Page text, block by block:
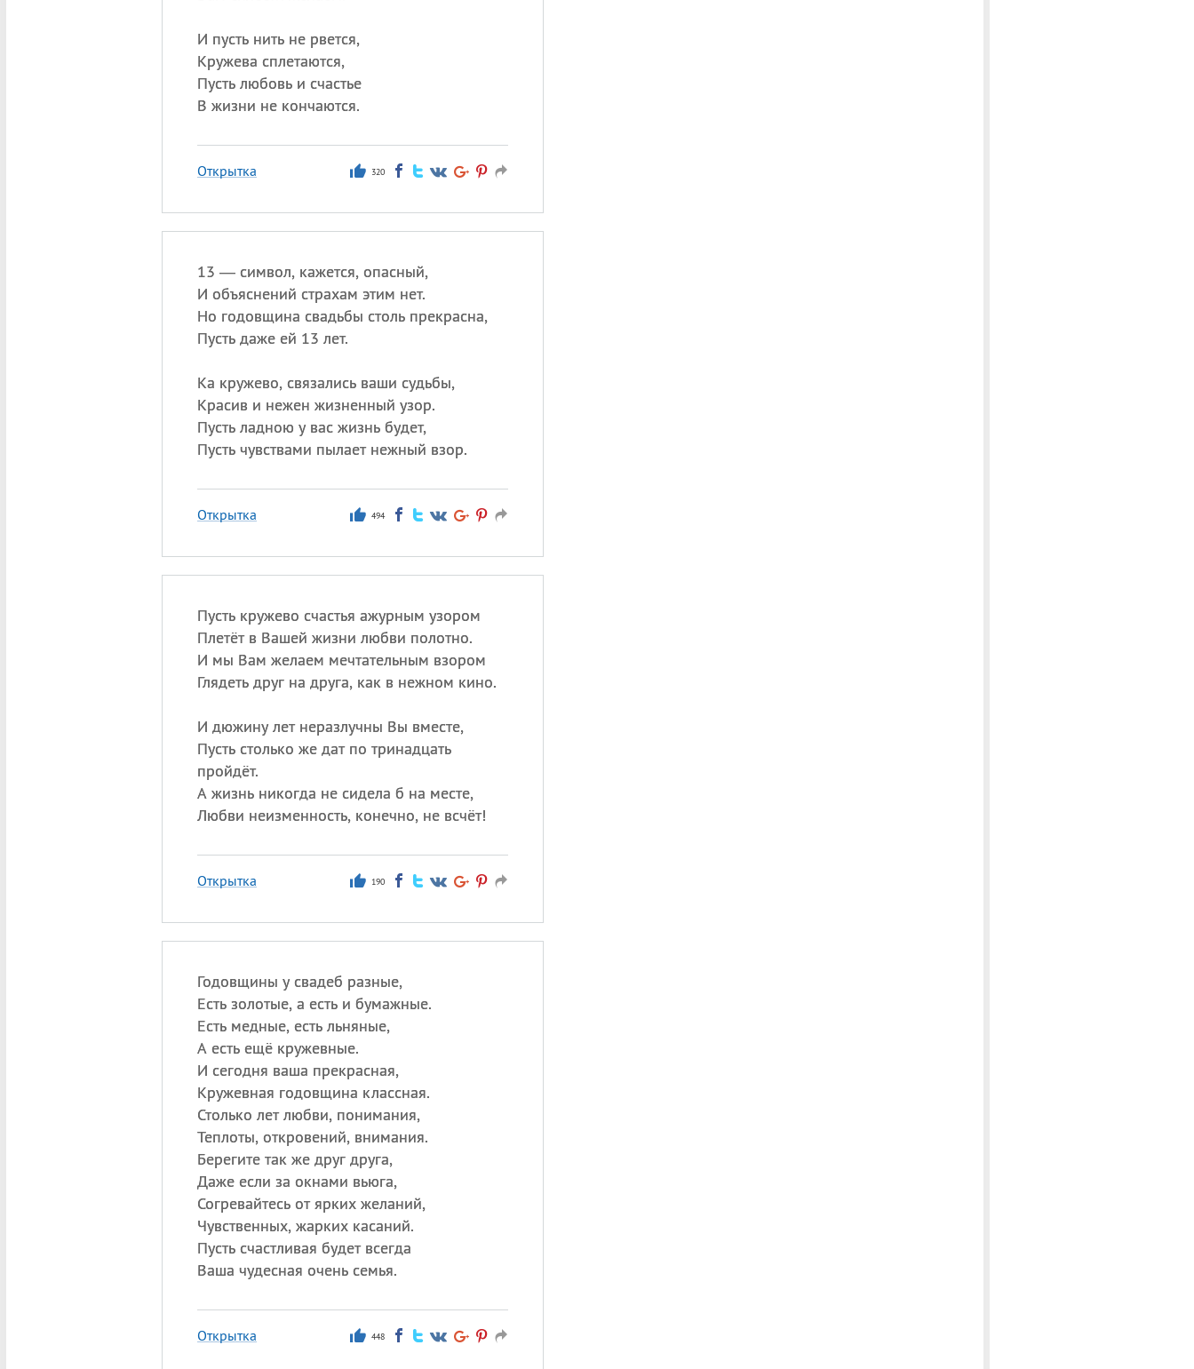
И пусть нить не рвется,
Кружева сплетаются,
Пусть любовь и счастье
В жизни не кончаются.
Открытка 320
13 — символ, кажется, опасный,
И объяснений страхам этим нет.
Но годовщина свадьбы столь прекрасна,
Пусть даже ей 13 лет.
Ка кружево, связались ваши судьбы,
Красив и нежен жизненный узор.
Пусть ладною у вас жизнь будет,
Пусть чувствами пылает нежный взор.
Открытка 494
Пусть кружево счастья ажурным узором
Плетёт в Вашей жизни любви полотно.
И мы Вам желаем мечтательным взором
Глядеть друг на друга, как в нежном кино.
И дюжину лет неразлучны Вы вместе,
Пусть столько же дат по тринадцать
пройдёт.
А жизнь никогда не сидела б на месте,
Любви неизменность, конечно, не всчёт!
Открытка 190
Годовщины у свадеб разные,
Есть золотые, а есть и бумажные.
Есть медные, есть льняные,
А есть ещё кружевные.
И сегодня ваша прекрасная,
Кружевная годовщина классная.
Столько лет любви, понимания,
Теплоты, откровений, внимания.
Берегите так же друг друга,
Даже если за окнами вьюга,
Согревайтесь от ярких желаний,
Чувственных, жарких касаний.
Пусть счастливая будет всегда
Ваша чудесная очень семья.
Открытка 448